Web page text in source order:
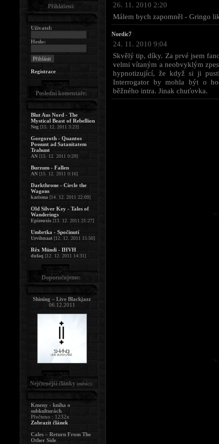
26. 11. 2010 2:20
Málem bych zapomněl - Gringo
Nordic7
24. 11. 2010 9:04
Skvělý tip, díky. Za prvé jsem
velmi vítaným a neobvyklým
hypnotizující, že když si ji
Interrogator by mohla být o
běžného intra. Jinak chuťovka.
Přihlášení:
Uživatel:
Heslo:
Registrace
Poslední komentáře:
Blut Aus Nord - The
Mystical Beast of Rebellion
Neg [15. 12. 2011 3:23]
Gorgoroth - Quantos
Possunt ad Satanitatem
Trahunt
AN [15. 12. 2011 0:29]
Burzum - Fallen
AN [15. 12. 2011 0:16]
Darkthrone - Circle the
Wagons
karisma [14. 12. 2011 22:09]
Old Silver Key - Tales of
Wanderings
Epizeuxis [13. 12. 2011 21:27]
Umbrtka - Spočinutí
Urvihnaat [12. 12. 2011 15:50]
Rêx Mündi - IHVH
dufaq [12. 12. 2011 14:31]
Doporučujeme:
Shining – Live Blackjazz
06.12.2011
Nejčtenější články (měsíc):
Kmeny - kniha o
subkulturách
Přečteno : 1232x
Zobrazit článek
Cales – Return From The
Other Side